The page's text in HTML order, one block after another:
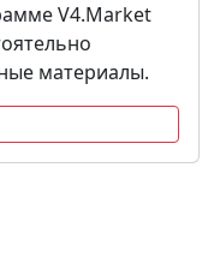
V4.Market
материалы.